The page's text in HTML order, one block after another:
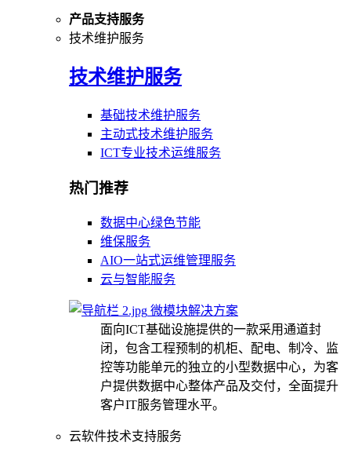
产品支持服务
技术维护服务
技术维护服务
基础技术维护服务
主动式技术维护服务
ICT专业技术运维服务
热门推荐
数据中心绿色节能
维保服务
AIO一站式运维管理服务
云与智能服务
微模块解决方案
面向ICT基础设施提供的一款采用通道封
闭，包含工程预制的机柜、配电、制冷、监
控等功能单元的独立的小型数据中心，为客
户提供数据中心整体产品及交付，全面提升
客户IT服务管理水平。
云软件技术支持服务